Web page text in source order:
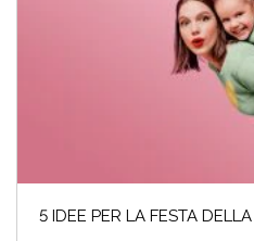
5 IDEE PER LA FESTA